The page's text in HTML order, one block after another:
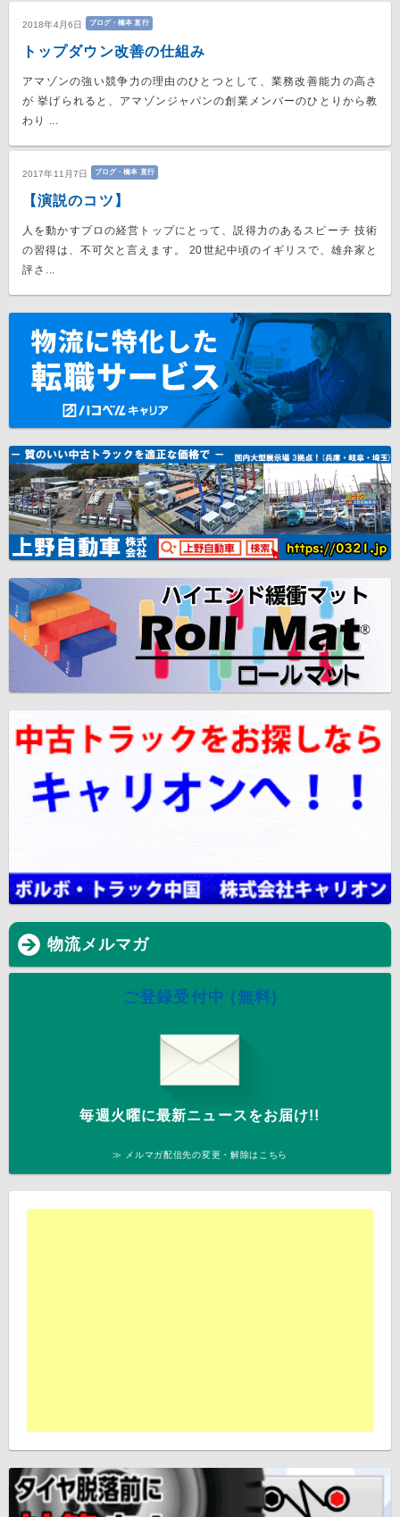
2018年4月6日 ブログ・橋本 直行
トップダウン改善の仕組み
アマゾンの強い競争力の理由のひとつとして、業務改善能力の高さ
が 挙げられると、アマゾンジャパンの創業メンバーのひとりから教
わり ...
2017年11月7日 ブログ・橋本 直行
【演説のコツ】
人を動かすプロの経営トップにとって、説得力のあるスピーチ 技術
の習得は、不可欠と言えます。 20世紀中頃のイギリスで、雄弁家と
評さ...
物流メルマガ
ご登録受付中 (無料)
毎週火曜に最新ニュースをお届け!!
≫ メルマガ配信先の変更・解除はこちら